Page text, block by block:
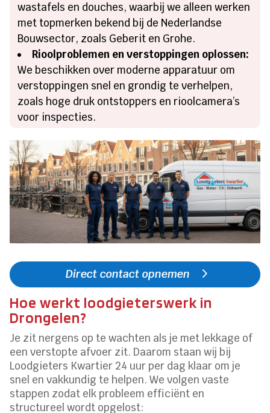
wastafels en douches, waarbij we alleen werken
met topmerken bekend bij de Nederlandse
Bouwsector, zoals Geberit en Grohe.
Rioolproblemen en verstoppingen oplossen:
We beschikken over moderne apparatuur om
verstoppingen snel en grondig te verhelpen,
zoals hoge druk ontstoppers en rioolcamera’s
voor inspecties.
Direct contact opnemen
Hoe werkt loodgieterswerk in
Drongelen?
Je zit nergens op te wachten als je met lekkage of
een verstopte afvoer zit. Daarom staan wij bij
Loodgieters Kwartier 24 uur per dag klaar om je
snel en vakkundig te helpen. We volgen vaste
stappen zodat elk probleem efficiënt en
structureel wordt opgelost: